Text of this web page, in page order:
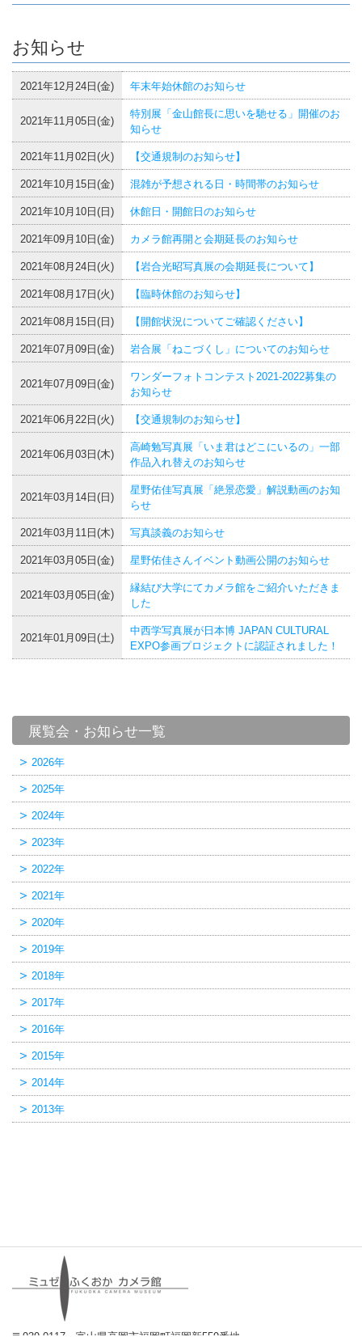
お知らせ
2021年12月24日(金) 年末年始休館のお知らせ
2021年11月05日(金)
特別展「金山館長に思いを馳せる」開催のお
知らせ
2021年11月02日(火) 【交通規制のお知らせ】
2021年10月15日(金) 混雑が予想される日・時間帯のお知らせ
2021年10月10日(日) 休館日・開館日のお知らせ
2021年09月10日(金) カメラ館再開と会期延長のお知らせ
2021年08月24日(火) 【岩合光昭写真展の会期延長について】
2021年08月17日(火) 【臨時休館のお知らせ】
2021年08月15日(日) 【開館状況についてご確認ください】
2021年07月09日(金) 岩合展「ねこづくし」についてのお知らせ
2021年07月09日(金)
ワンダーフォトコンテスト2021-2022募集の
お知らせ
2021年06月22日(火) 【交通規制のお知らせ】
2021年06月03日(木)
高崎勉写真展「いま君はどこにいるの」一部
作品入れ替えのお知らせ
2021年03月14日(日)
星野佑佳写真展「絶景恋愛」解説動画のお知
らせ
2021年03月11日(木) 写真談義のお知らせ
2021年03月05日(金) 星野佑佳さんイベント動画公開のお知らせ
2021年03月05日(金)
縁結び大学にてカメラ館をご紹介いただきま
した
2021年01月09日(土)
中西学写真展が日本博 JAPAN CULTURAL
EXPO参画プロジェクトに認証されました！
展覧会・お知らせ一覧
2026年
2025年
2024年
2023年
2022年
2021年
2020年
2019年
2018年
2017年
2016年
2015年
2014年
2013年